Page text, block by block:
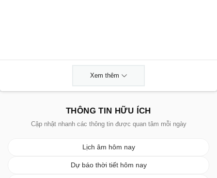
Xem thêm
THÔNG TIN HỮU ÍCH
Cập nhật nhanh các thông tin được quan tâm mỗi ngày
Lịch âm hôm nay
Dự báo thời tiết hôm nay